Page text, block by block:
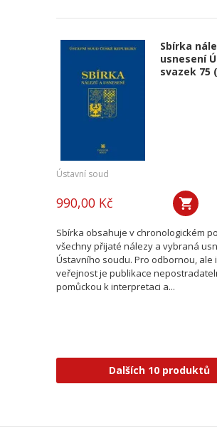
Sbírka
usnesení
svazek 75
Ústavní soud
990,00 Kč
Sbírka obsahuje v chronologickém
všechny přijaté nálezy a vybraná
Ústavního soudu. Pro odbornou, ale
veřejnost je publikace
pomůckou k interpretaci a...
Dalších 10 produktů